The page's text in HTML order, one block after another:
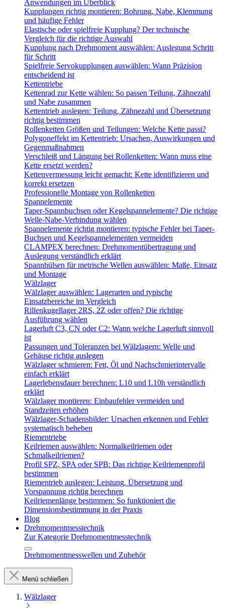
Anwendungen im Überblick
Kupplungen richtig montieren: Bohrung, Nabe, Klemmung
und häufige Fehler
Elastische oder spielfreie Kupplung? Der technische
Vergleich für die richtige Auswahl
Kupplung nach Drehmoment auswählen: Auslegung Schritt
für Schritt
Spielfreie Servokupplungen auswählen: Wann Präzision
entscheidend ist
Kettentriebe
Kettenrad zur Kette wählen: So passen Teilung, Zähnezahl
und Nabe zusammen
Kettentrieb auslegen: Teilung, Zähnezahl und Übersetzung
richtig bestimmen
Rollenketten Größen und Teilungen: Welche Kette passt?
Polygoneffekt im Kettentrieb: Ursachen, Auswirkungen und
Gegenmaßnahmen
Verschleiß und Längung bei Rollenketten: Wann muss eine
Kette ersetzt werden?
Kettenvermessung leicht gemacht: Kette identifizieren und
korrekt ersetzen
Professionelle Montage von Rollenketten
Spannelemente
Taper-Spannbuchsen oder Kegelspannelemente? Die richtige
Welle-Nabe-Verbindung wählen
Spannelemente richtig montieren: typische Fehler bei Taper-
Buchsen und Kegelspannelementen vermeiden
CLAMPEX berechnen: Drehmomentübertragung und
Auslegung verständlich erklärt
Spannhülsen für metrische Wellen auswählen: Maße, Einsatz
und Montage
Wälzlager
Wälzlager auswählen: Lagerarten und typische
Einsatzbereiche im Vergleich
Rillenkugellager 2RS, 2Z oder offen? Die richtige
Ausführung wählen
Lagerluft C3, CN oder C2: Wann welche Lagerluft sinnvoll
ist
Passungen und Toleranzen bei Wälzlagern: Welle und
Gehäuse richtig auslegen
Wälzlager schmieren: Fett, Öl und Nachschmierintervalle
einfach erklärt
Lagerlebensdauer berechnen: L10 und L10h verständlich
erklärt
Wälzlager montieren: Einbaufehler vermeiden und
Standzeiten erhöhen
Wälzlager-Schadensbilder: Ursachen erkennen und Fehler
systematisch beheben
Riementriebe
Keilriemen auswählen: Normalkeilriemen oder
Schmalkeilriemen?
Profil SPZ, SPA oder SPB: Das richtige Keilriemenprofil
bestimmen
Riementrieb auslegen: Leistung, Übersetzung und
Vorspannung richtig berechnen
Keilriemenlänge bestimmen: So funktioniert die
Dimensionsbestimmung in der Praxis
Blog
Drehmomentmesstechnik
Zur Kategorie Drehmomentmesstechnik
Drehmomentmesswellen und Zubehör
Menü schließen
Wälzlager